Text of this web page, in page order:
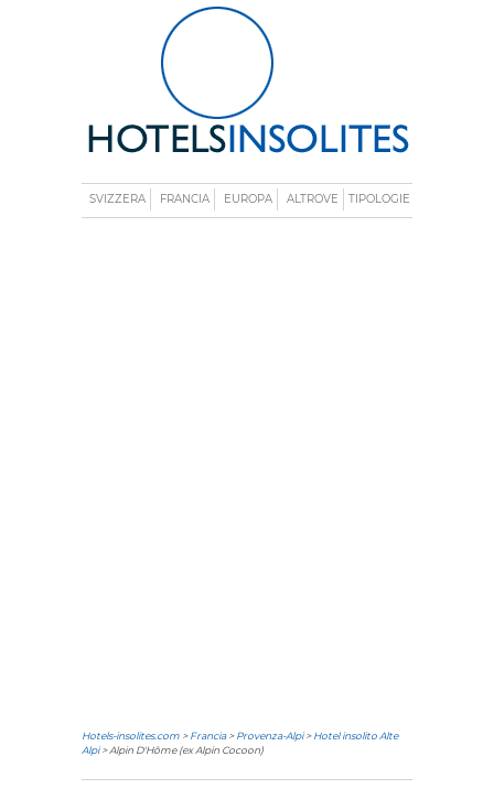
SVIZZERA FRANCIA EUROPA ALTROVE TIPOLOGIE
Hotels-insolites.com >Francia>Provenza-Alpi>Hotel insolito Alte
Alpi> Alpin D'Hôme (ex Alpin Cocoon)